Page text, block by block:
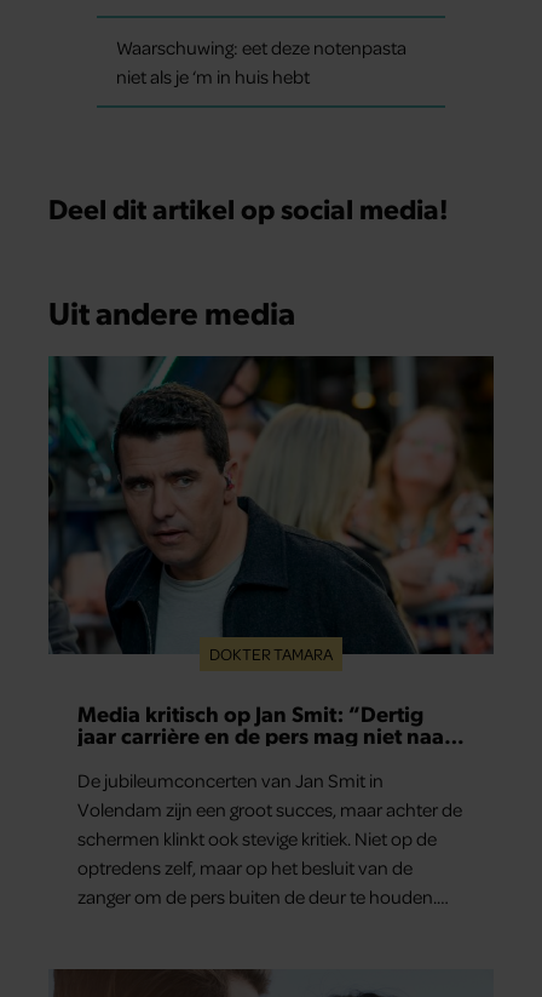
Waarschuwing: eet deze notenpasta
niet als je ‘m in huis hebt
Deel dit artikel op social media!
Uit andere media
DOKTER TAMARA
Media kritisch op Jan Smit: “Dertig
jaar carrière en de pers mag niet naar
De jubileumconcerten van Jan Smit in
Volendam zijn een groot succes, maar achter de
schermen klinkt ook stevige kritiek. Niet op de
optredens zelf, maar op het besluit van de
zanger om de pers buiten de deur te houden.
teleurstelling. Volgens hen is Jan Smit de